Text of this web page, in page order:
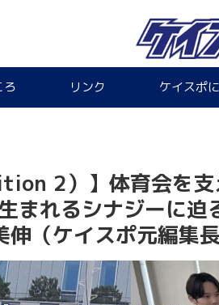
ろ リンク ケイスポ
2）】体育会を支
まれるシナジーに迫
（ケイスポ元編集長